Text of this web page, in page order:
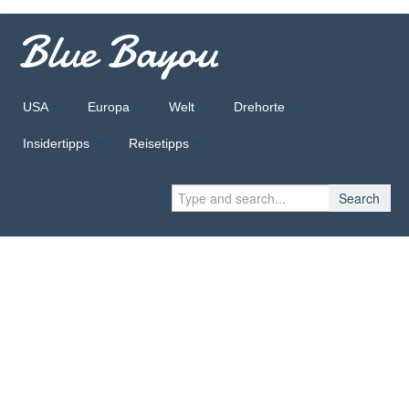
Blue Bayou
USA Europa Welt Drehorte
Insidertipps Reisetipps
Search